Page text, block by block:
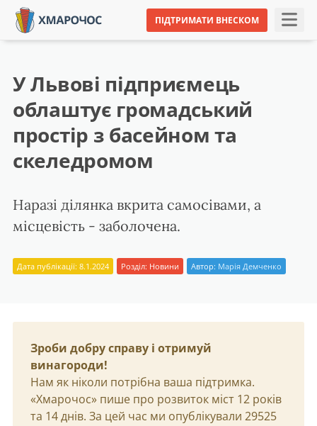
ПІДТРИМАТИ ВНЕСКОМ
У Львові підприємець
облаштує громадський
простір з басейном та
скеледромом
Наразі ділянка вкрита самосівами, а
місцевість - заболочена.
Дата публікації: 8.1.2024 Розділ: Новини Автор: Марія Демченко
Зроби добру справу і отримуй
винагороди!
Нам як ніколи потрібна ваша підтримка.
«Хмарочос» пише про розвиток міст 12 років
та 14 днів. За цей час ми опублікували 29525